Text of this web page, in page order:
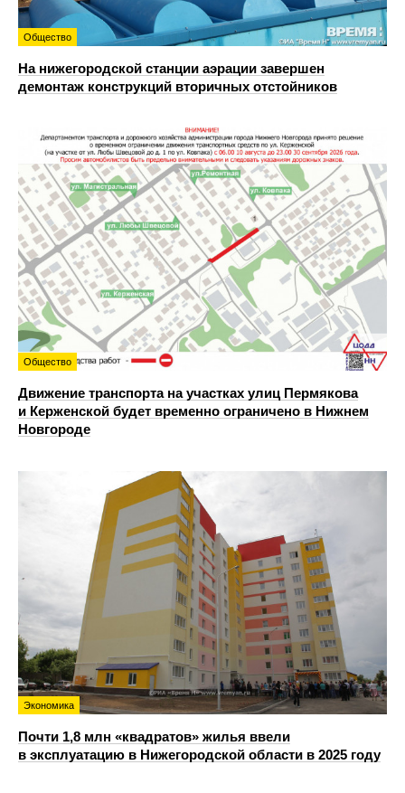
Общество
На нижегородской станции аэрации завершен
демонтаж конструкций вторичных отстойников
Общество
Движение транспорта на участках улиц Пермякова
и Керженской будет временно ограничено в Нижнем
Новгороде
Экономика
Почти 1,8 млн «квадратов» жилья ввели
в эксплуатацию в Нижегородской области в 2025 году